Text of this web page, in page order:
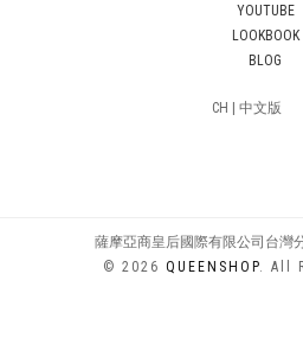
YOUTUBE
LOOKBOOK
BLOG
薩摩亞商皇后國際有限公司台灣
© 2026 QUEENSHOP. All